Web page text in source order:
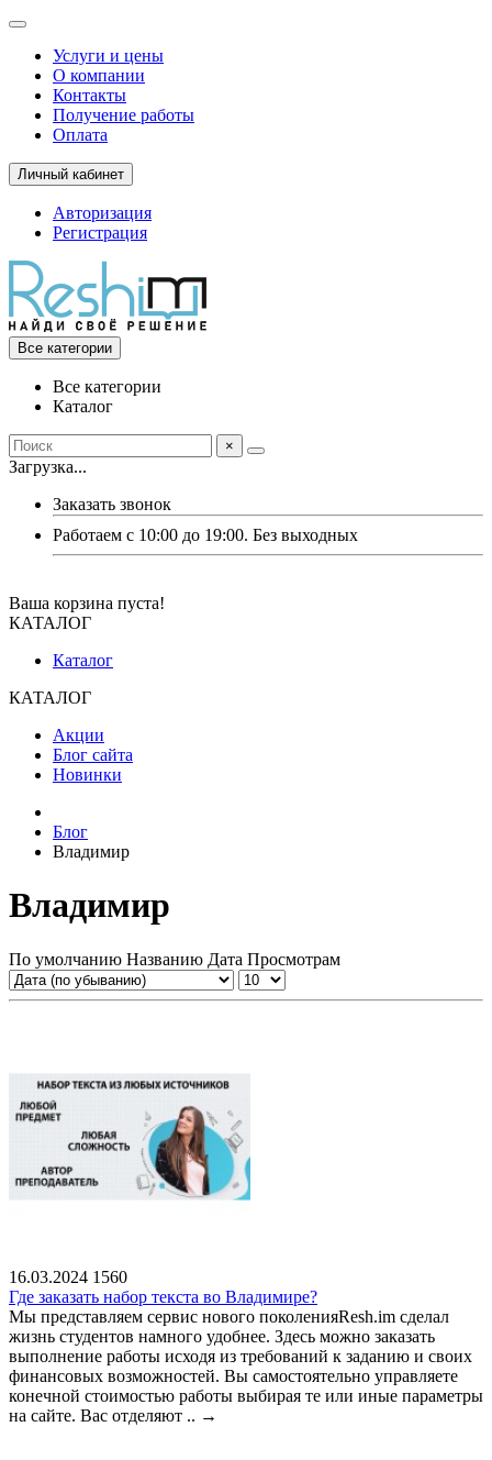
Услуги и цены
О компании
Контакты
Получение работы
Оплата
Личный кабинет
Авторизация
Регистрация
Все категории
Все категории
Каталог
×
Загрузка...
Заказать звонок
Работаем с 10:00 до 19:00. Без выходных
Ваша корзина пуста!
КАТАЛОГ
Каталог
КАТАЛОГ
Акции
Блог сайта
Новинки
Блог
Владимир
Владимир
По умолчанию Названию Дата Просмотрам
16.03.2024 1560
Где заказать набор текста во Владимире?
Мы представляем сервис нового поколенияResh.im сделал
жизнь студентов намного удобнее. Здесь можно заказать
выполнение работы исходя из требований к заданию и своих
финансовых возможностей. Вы самостоятельно управляете
конечной стоимостью работы выбирая те или иные параметры
на сайте. Вас отделяют .. →